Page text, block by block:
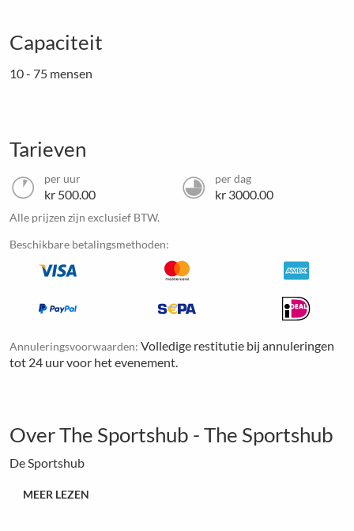
Capaciteit
10 - 75 mensen
Tarieven
per uur
kr 500.00
per dag
kr 3000.00
Alle prijzen zijn exclusief BTW.
Beschikbare betalingsmethoden:
Annuleringsvoorwaarden: Volledige restitutie bij annuleringen
tot 24 uur voor het evenement.
Over The Sportshub - The Sportshub
De Sportshub
MEER LEZEN